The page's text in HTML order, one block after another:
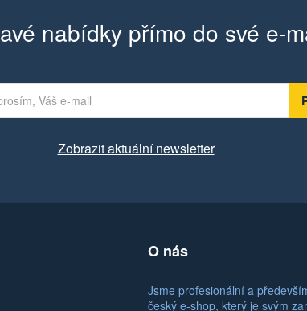
nabídky přímo do své e-
Zobrazit aktuální newsletter
O nás
Jsme profesionální a
český e-shop, který je svým